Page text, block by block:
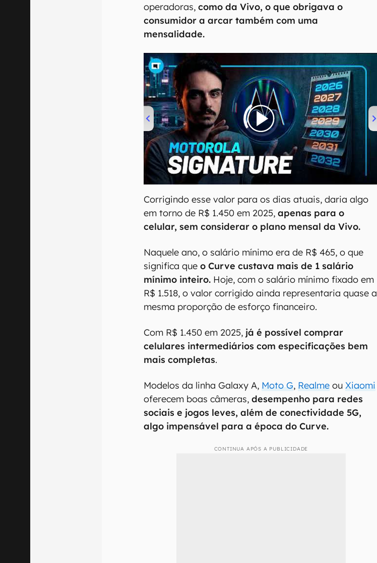
operadoras, como da Vivo, o que obrigava o
consumidor a arcar também com uma
mensalidade.
00:00 20:46
Corrigindo esse valor para os dias atuais, daria algo
em torno de R$ 1.450 em 2025, apenas para o
celular, sem considerar o plano mensal da Vivo.
Naquele ano, o salário mínimo era de R$ 465, o que
significa queo Curve custava mais de 1 salário
mínimo inteiro. Hoje, com o salário mínimo fixado em
R$ 1.518, o valor corrigido ainda representaria quase a
mesma proporção de esforço financeiro.
Com R$ 1.450 em 2025, já é possível comprar
celulares intermediários com especificações bem
mais completas.
Modelos da linha Galaxy A, Moto G, Realme ouXiaomi
oferecem boas câmeras,desempenho para redes
sociais e jogos leves, além de conectividade 5G,
algo impensável para a época do Curve.
CONTINUA APÓS A PUBLICIDADE